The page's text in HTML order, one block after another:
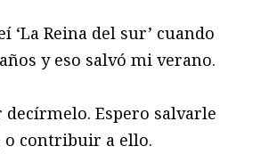
‘La Reina del sur’ cuando
y eso salvó mi verano.
Espero salvarle
o contribuir a ello.